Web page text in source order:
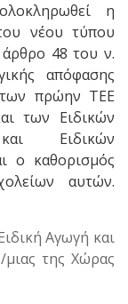
η
νέου τύπου
48 του ν.
απόφασης
πρώην ΤΕΕ
των Ειδικών
Ειδικών
ο καθορισμός
αυτών.
Αγωγή και
της Χώρας